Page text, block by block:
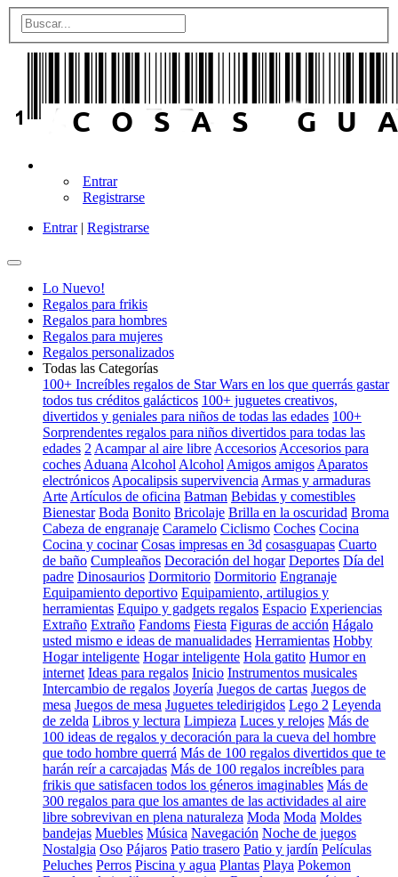
Entrar
Registrarse
Entrar| Registrarse
Lo Nuevo!
Regalos para frikis
Regalos para hombres
Regalos para mujeres
Regalos personalizados
Todas las Categorías
100+ Increíbles regalos de Star Wars en los que querrás gastar
todos tus créditos galácticos 100+ juguetes creativos,
divertidos y geniales para niños de todas las edades 100+
Sorprendentes regalos para niños divertidos para todas las
edades 2 Acampar al aire libre Accesorios Accesorios para
coches Aduana Alcohol Alcohol Amigos amigos Aparatos
electrónicos Apocalipsis supervivencia Armas y armaduras
Arte Artículos de oficina Batman Bebidas y comestibles
Bienestar Boda Bonito Bricolaje Brilla en la oscuridad Broma
Cabeza de engranaje Caramelo Ciclismo Coches Cocina
Cocina y cocinar Cosas impresas en 3d cosasguapas Cuarto
de baño Cumpleaños Decoración del hogar Deportes Día del
padre Dinosaurios Dormitorio Dormitorio Engranaje
Equipamiento deportivo Equipamiento, artilugios y
herramientas Equipo y gadgets regalos Espacio Experiencias
Extraño Extraño Fandoms Fiesta Figuras de acción Hágalo
usted mismo e ideas de manualidades Herramientas Hobby
Hogar inteligente Hogar inteligente Hola gatito Humor en
internet Ideas para regalos Inicio Instrumentos musicales
Intercambio de regalos Joyería Juegos de cartas Juegos de
mesa Juegos de mesa Juguetes teledirigidos Lego 2 Leyenda
de zelda Libros y lectura Limpieza Luces y relojes Más de
100 ideas de regalos y decoración para la cueva del hombre
que todo hombre querrá Más de 100 regalos divertidos que te
harán reír a carcajadas Más de 100 regalos increíbles para
frikis que satisfacen todos los géneros imaginables Más de
300 regalos para que los amantes de las actividades al aire
libre sobrevivan en plena naturaleza Moda Moda Moldes
bandejas Muebles Música Navegación Noche de juegos
Nostalgia Oso Pájaros Patio trasero Patio y jardín Películas
Peluches Perros Piscina y agua Plantas Playa Pokemon